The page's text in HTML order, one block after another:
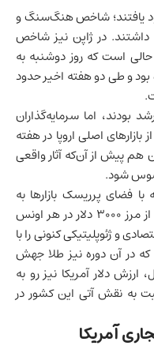
یافتند؛ شاخص هنگ‌سنگ و
در ژاپننیز شاخص
در حالی است که روز دوشنبه به
رسیده بود و طی دو هفته اخیر حدود
بودند، اما سرمایه‌گذاران
اصلی اروپا در هفته
پیش از آن‌که آثار واقعی
شود.
با فضای پرریسک بازارها به
دارایی‌های امن پناه برده‌اند. قیمت طلا از مرز ۳۰۰۰ دلار در هر اونس
و ژئوپلیتیکی کنونی را با
می‌کنند که در آن دوره نیز طلا جهش
دلار آمریکا نیز رو به
به نقش آتی این کشور در
آمریکا